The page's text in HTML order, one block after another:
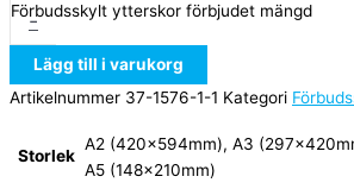
-
Förbudsskylt ytterskor förbjudet mängd
Lägg till i varukorg
Artikelnummer 37-1576-1-1 Kategori
Storlek
A2 (420x594mm), A3
A5 (148x210mm)